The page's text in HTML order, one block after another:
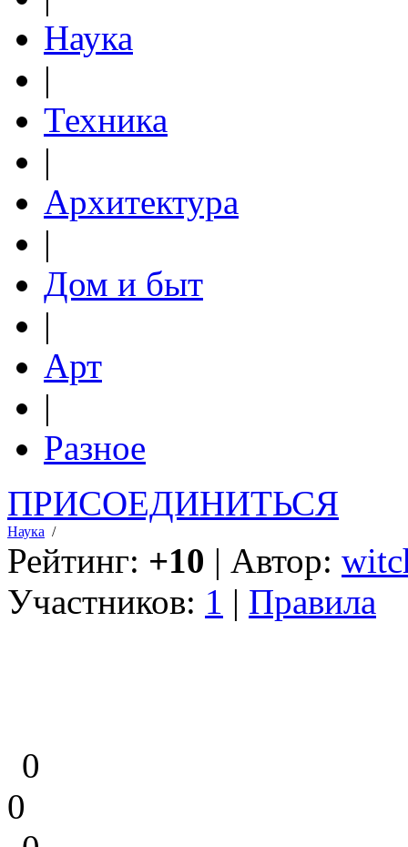
Наука
|
Техника
|
Архитектура
|
Дом и быт
|
Арт
|
Разное
ПРИСОЕДИНИТЬСЯ
Наука /
Рейтинг: +10 | Автор:
Участников: 1 | Правила
0
0